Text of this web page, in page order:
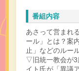
番組内容
あさって営まれ
ール」とは？案
止」などのルー
▽旧統一教会が3
イト氏が「異議